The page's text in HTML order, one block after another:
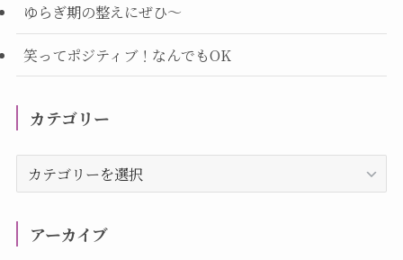
ゆらぎ期の整えにぜひ～
笑ってポジティブ！なんでもOK
カテゴリー
テ
アーカイブ